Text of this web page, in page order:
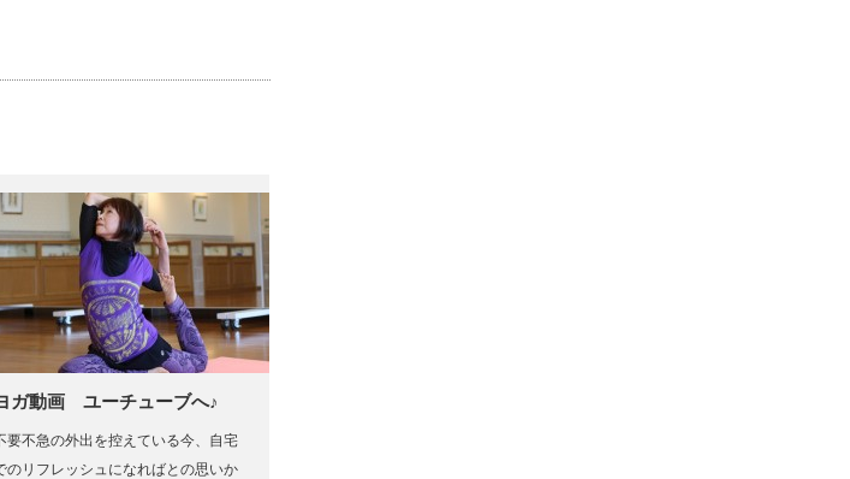
ガ動画 ユーチューブへ♪
要不急の外出を控えている今、自宅
のリフレッシュになればとの思いか